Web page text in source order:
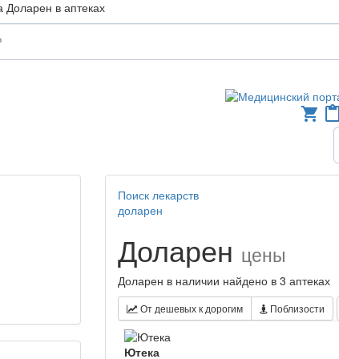
Доларен в аптеках
shopping_cart content_paste
Поиск лекарств
доларен
Доларен цены
Доларен в наличии найдено в 3 аптеках
От дешевых к дорогим Поблизости
Ютека